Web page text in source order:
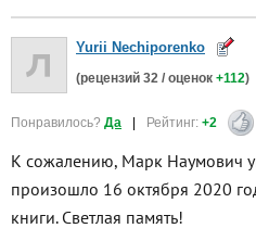
Yurii Nechiporenko
(рецензий 32 / оценок +112)
Понравилось? Да | Рейтинг: +2
К сожалению, Марк Наумович
произошло 16 октября 2020
книги. Светлая память!